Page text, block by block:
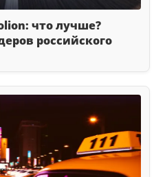
что лучше?
российского